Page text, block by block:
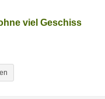
viel Geschiss